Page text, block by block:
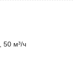
, 50 м³/ч